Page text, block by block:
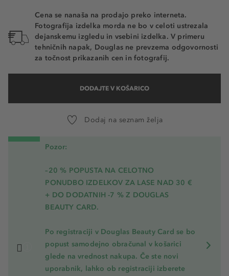
Cena se nanaša na prodajo preko interneta.
Fotografija izdelka morda ne bo v celoti ustrezala
dejanskemu izgledu in vsebini izdelka. V primeru
tehničnih napak, Douglas ne prevzema odgovornosti
za točnost prikazanih cen in fotografij.
DODAJTE V KOŠARICO
Dodaj na seznam želja
Pozor:
–20 % POPUSTA NA CELOTNO
PONUDBO IZDELKOV ZA LASE NAD 30 €
+ DO DODATNIH -7 % Z DOUGLAS
BEAUTY CARD.
Po registraciji v Douglas Beauty Card se bo
popust samodejno obračunal v košarici
glede na vrednost nakupa. Če ste novi
uporabnik, lahko ob registraciji izberete